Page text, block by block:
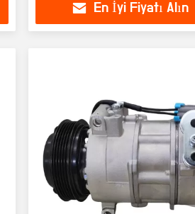
En İyi Fiyatı Alın